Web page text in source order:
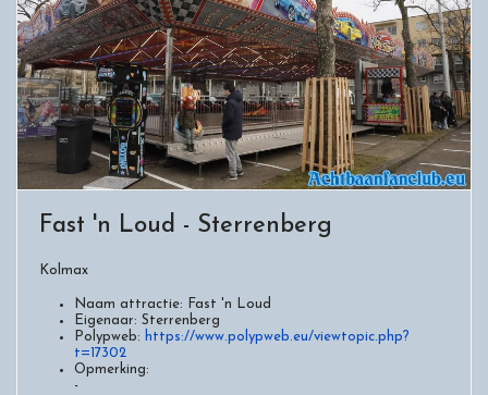
Fast 'n Loud - Sterrenberg
Kolmax
Naam attractie:
Fast 'n Loud
Eigenaar: Sterrenberg
Polypweb: https://www.polypweb.eu/viewtopic.php?
t=17302
Opmerking:
-